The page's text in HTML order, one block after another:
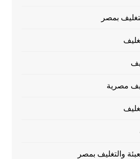
بمصر
مصرية
والتغليف بمصر